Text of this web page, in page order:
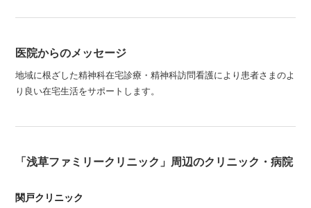
医院からのメッセージ
地域に根ざした精神科在宅診療・精神科訪問看護により患者さまのよ
り良い在宅生活をサポートします。
「浅草ファミリークリニック」周辺のクリニック・病院
関戸クリニック